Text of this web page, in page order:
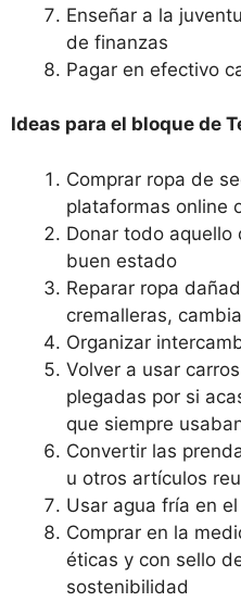
Enseñar a la
de finanzas
Pagar en efectivo
Ideas para el bloque de
Comprar ropa de
plataformas online
Donar todo aquello
buen estado
Reparar ropa
cremalleras,
Organizar
Volver a usar
plegadas por si
que siempre
Convertir las
u otros artículos
Usar agua fría en
Comprar en la
éticas y con sello
sostenibilidad